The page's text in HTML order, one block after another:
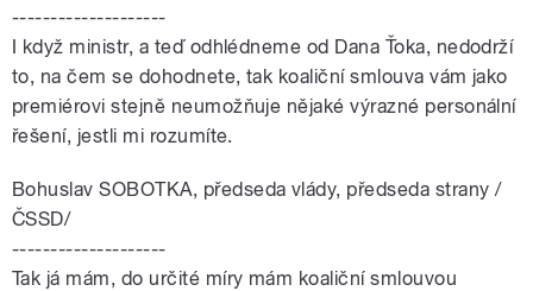
--------------------
I když ministr, a teď odhlédneme od Dana Ťoka, nedodrží
to, na čem se dohodnete, tak koaliční smlouva vám jako
premiérovi stejně neumožňuje nějaké výrazné personální
řešení, jestli mi rozumíte.
Bohuslav SOBOTKA, předseda vlády, předseda strany /
ČSSD/
--------------------
Tak já mám, do určité míry mám koaliční smlouvou